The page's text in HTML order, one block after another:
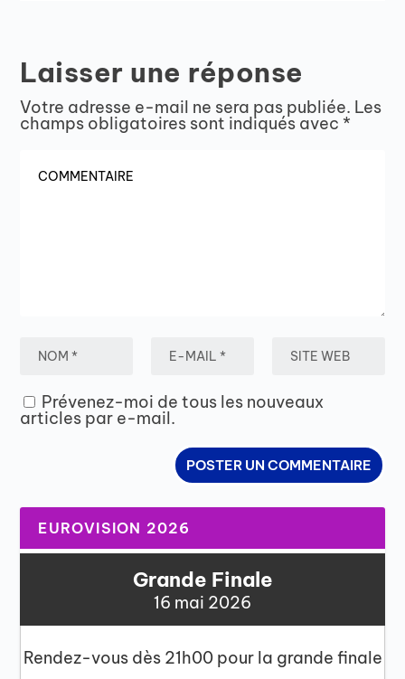
Laisser une réponse
Votre adresse e-mail ne sera pas publiée. Les
champs obligatoires sont indiqués avec *
Prévenez-moi de tous les nouveaux
articles par e-mail.
EUROVISION 2026
Grande Finale
16 mai 2026
Rendez-vous dès 21h00 pour la grande finale